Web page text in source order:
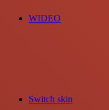
WIDEO
Switch skin